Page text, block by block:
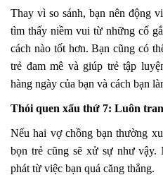
Thay vì so sánh, bạn nên động
tìm thấy niềm vui từ những cố
cách nào tốt hơn. Bạn cũng có
trẻ đam mê và giúp trẻ tập
hàng ngày của bạn và cách bạn
Thói quen xấu thứ 7: Luôn
Nếu hai vợ chồng bạn thường
bọn trẻ cũng sẽ xử sự như vậy.
phát từ việc bạn quá căng thẳng.